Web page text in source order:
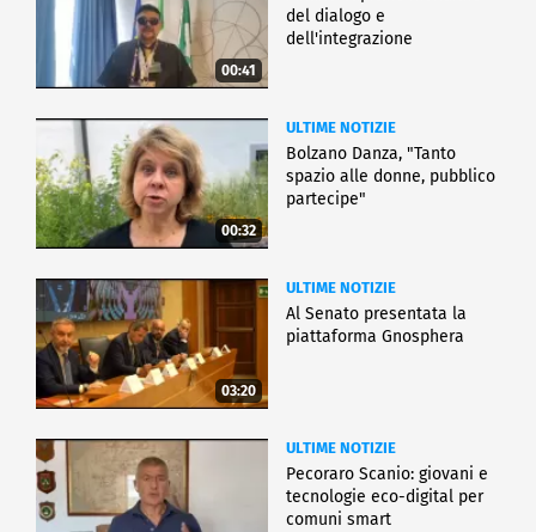
00:41
del dialogo e
dell'integrazione
00:32
ULTIME NOTIZIE
Bolzano Danza, "Tanto
spazio alle donne, pubblico
partecipe"
03:20
ULTIME NOTIZIE
Al Senato presentata la
piattaforma Gnosphera
ULTIME NOTIZIE
Pecoraro Scanio: giovani e
tecnologie eco-digital per
comuni smart